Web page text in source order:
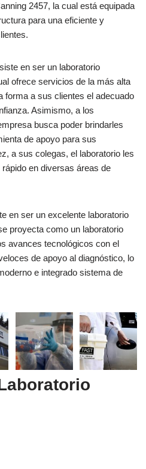
2457, la cual está equipada
para una eficiente y
en ser un laboratorio
ofrece servicios de la más alta
forma a sus clientes el adecuado
Asimismo, a los
busca poder brindarles
de apoyo para sus
a sus colegas, el laboratorio les
en diversas áreas de
en ser un excelente laboratorio
proyecta como un laboratorio
avances tecnológicos con el
de apoyo al diagnóstico, lo
e integrado sistema de